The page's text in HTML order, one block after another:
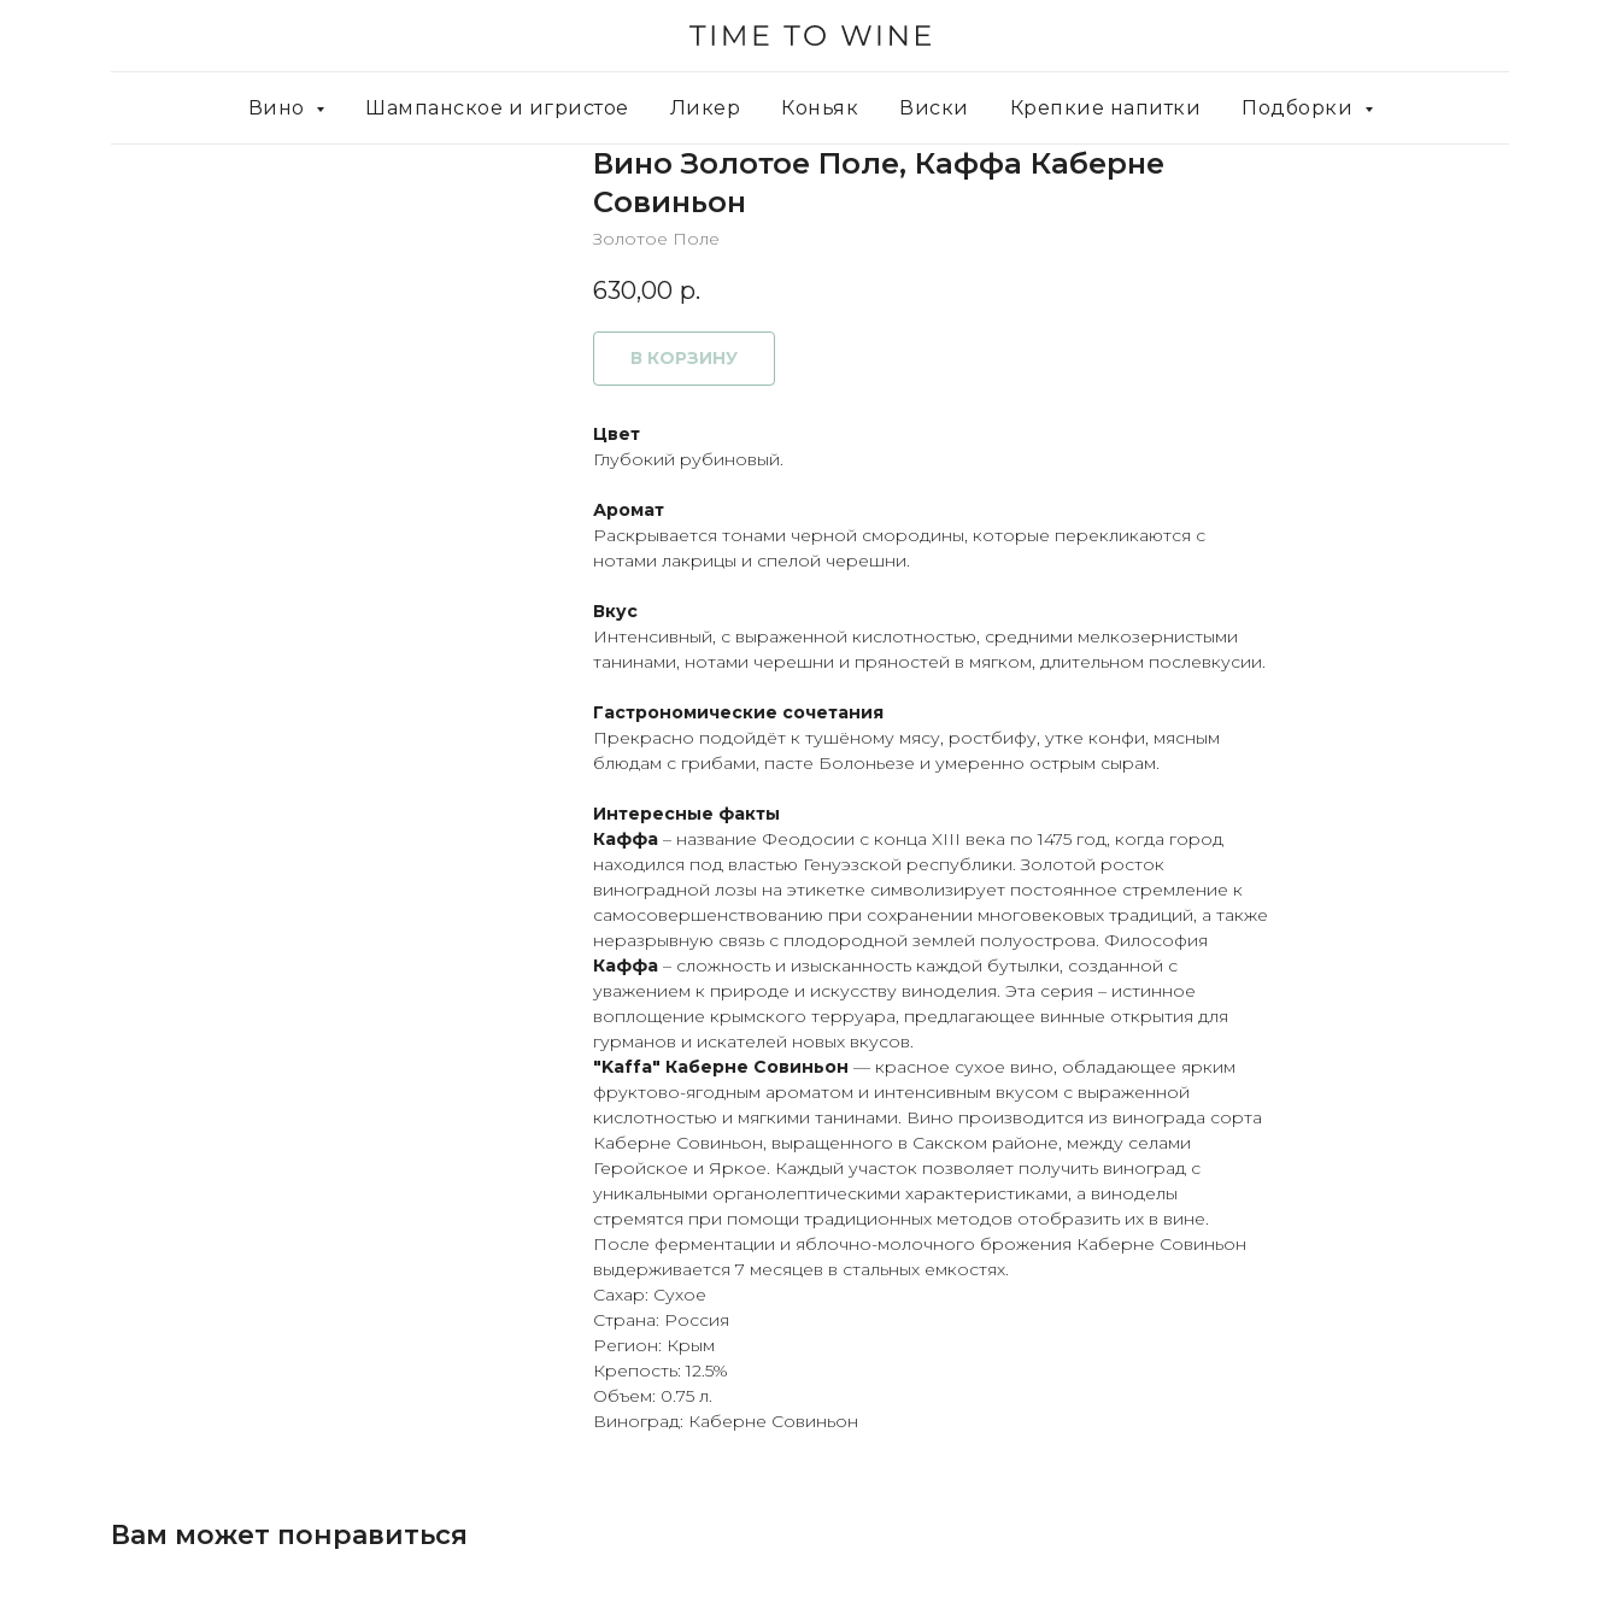
Вино Шампанское и игристое Ликер Коньяк Виски Крепкие напитки Подборки
Вино Золотое Поле, Каффа Каберне
Совиньон
Золотое Поле
630,00 р.
В КОРЗИНУ
Цвет
Глубокий рубиновый.
Аромат
Раскрывается тонами черной смородины, которые перекликаются с
нотами лакрицы и спелой черешни.
Вкус
Интенсивный, с выраженной кислотностью, средними мелкозернистыми
танинами, нотами черешни и пряностей в мягком, длительном послевкусии.
Гастрономические сочетания
Прекрасно подойдёт к тушёному мясу, ростбифу, утке конфи, мясным
блюдам с грибами, пасте Болоньезе и умеренно острым сырам.
Интересные факты
Каффа – название Феодосии с конца XIII века по 1475 год, когда город
находился под властью Генуэзской республики. Золотой росток
виноградной лозы на этикетке символизирует постоянное стремление к
самосовершенствованию при сохранении многовековых традиций, а также
неразрывную связь с плодородной землей полуострова. Философия
Каффа – сложность и изысканность каждой бутылки, созданной с
уважением к природе и искусству виноделия. Эта серия – истинное
воплощение крымского терруара, предлагающее винные открытия для
гурманов и искателей новых вкусов.
"Kaffa" Каберне Совиньон — красное сухое вино, обладающее ярким
фруктово-ягодным ароматом и интенсивным вкусом с выраженной
кислотностью и мягкими танинами. Вино производится из винограда сорта
Каберне Совиньон, выращенного в Сакском районе, между селами
Геройское и Яркое. Каждый участок позволяет получить виноград с
уникальными органолептическими характеристиками, а виноделы
стремятся при помощи традиционных методов отобразить их в вине.
После ферментации и яблочно-молочного брожения Каберне Совиньон
выдерживается 7 месяцев в стальных емкостях.
Сахар: Сухое
Страна: Россия
Регион: Крым
Крепость: 12.5%
Объем: 0.75 л.
Виноград: Каберне Совиньон
Вам может понравиться